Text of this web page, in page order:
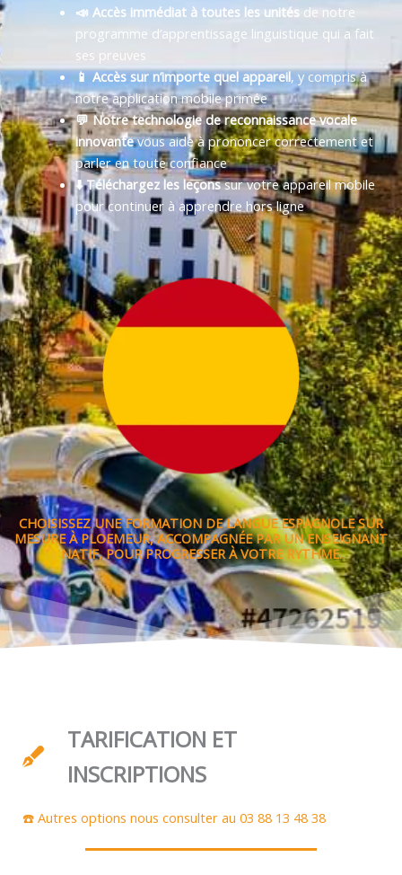
📣 Accès immédiat à toutes les unitésde notre
programme d’apprentissage linguistique qui a fait
ses preuves
📱 Accès sur n’importe quel appareil, y compris à
notre application mobile primée
💬 Notre technologie de reconnaissance vocale
innovantevous aide à prononcer correctement et
parler en toute confiance
⬇️ Téléchargez les leçonssur votre appareil mobile
pour continuer à apprendre hors ligne
CHOISISSEZ UNE FORMATION DE LANGUE ESPAGNOLE SUR
MESURE À PLOEMEUR, ACCOMPAGNÉE PAR UN ENSEIGNANT
NATIF, POUR PROGRESSER À VOTRE RYTHME.
TARIFICATION ET
INSCRIPTIONS
☎️ Autres options nous consulter au 03 88 13 48 38